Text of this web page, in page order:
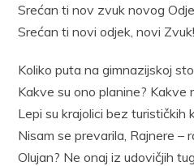
Srećan ti nov zvuk novog
Srećan ti novi odjek, novi Zvuk!
Koliko puta na gimnazijskoj
Kakve su ono planine? Kakve
Lepi su krajolici bez turističkih
Nisam se prevarila, Rajnere –
Olujan? Ne onaj iz udovičjih